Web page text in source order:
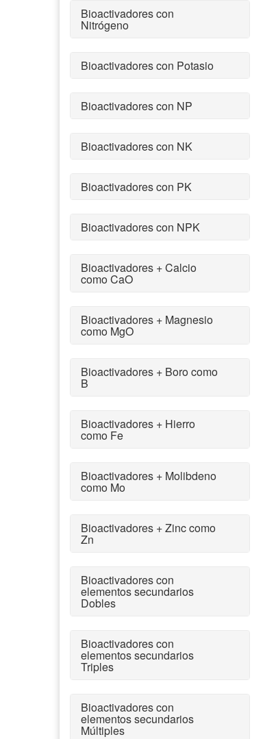
Bioactivadores con
Nitrógeno
Bioactivadores con Potasio
Bioactivadores con NP
Bioactivadores con NK
Bioactivadores con PK
Bioactivadores con NPK
Bioactivadores + Calcio
como CaO
Bioactivadores + Magnesio
como MgO
Bioactivadores + Boro como
B
Bioactivadores + Hierro
como Fe
Bioactivadores + Molibdeno
como Mo
Bioactivadores + Zinc como
Zn
Bioactivadores con
elementos secundarios
Dobles
Bioactivadores con
elementos secundarios
Triples
Bioactivadores con
elementos secundarios
Múltiples